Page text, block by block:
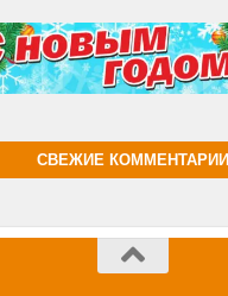
СВЕЖИЕ КОММЕНТАРИИ